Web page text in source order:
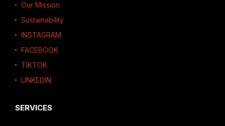
Our Mission
Sustainability
INSTAGRAM
FACEBOOK
TIKTOK
LINKEDIN
SERVICES